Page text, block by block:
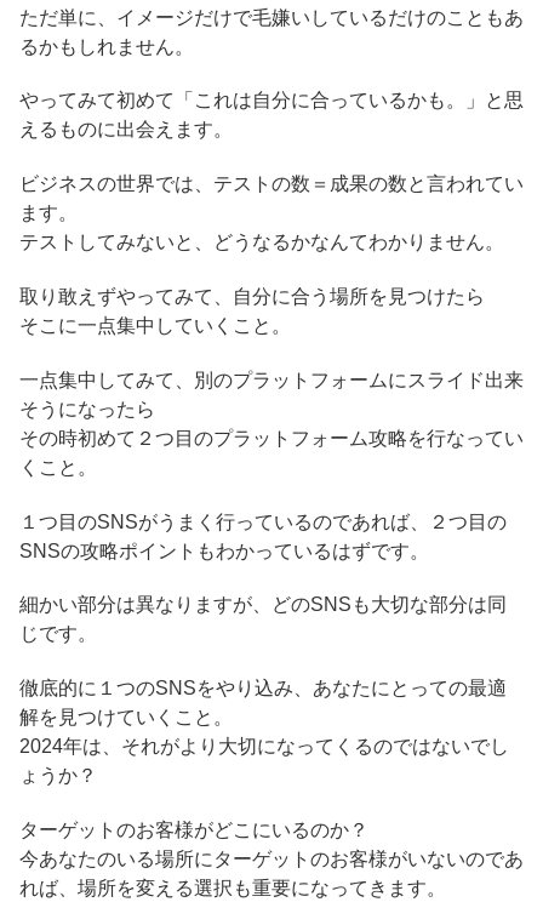
ただ単に、イメージだけで毛嫌いしているだけのこともあ
るかもしれません。
やってみて初めて「これは自分に合っているかも。」と思
えるものに出会えます。
ビジネスの世界では、テストの数＝成果の数と言われてい
ます。
テストしてみないと、どうなるかなんてわかりません。
取り敢えずやってみて、自分に合う場所を見つけたら
そこに一点集中していくこと。
一点集中してみて、別のプラットフォームにスライド出来
そうになったら
その時初めて２つ目のプラットフォーム攻略を行なってい
くこと。
１つ目のSNSがうまく行っているのであれば、２つ目の
SNSの攻略ポイントもわかっているはずです。
細かい部分は異なりますが、どのSNSも大切な部分は同
じです。
徹底的に１つのSNSをやり込み、あなたにとっての最適
解を見つけていくこと。
2024年は、それがより大切になってくるのではないでし
ょうか？
ターゲットのお客様がどこにいるのか？
今あなたのいる場所にターゲットのお客様がいないのであ
れば、場所を変える選択も重要になってきます。